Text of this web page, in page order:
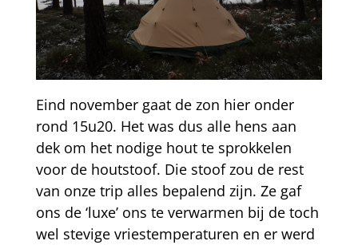
Eind november gaat de zon hier onder
rond 15u20. Het was dus alle hens aan
dek om het nodige hout te sprokkelen
voor de houtstoof. Die stoof zou de rest
van onze trip alles bepalend zijn. Ze gaf
ons de ‘luxe’ ons te verwarmen bij de toch
wel stevige vriestemperaturen en er werd